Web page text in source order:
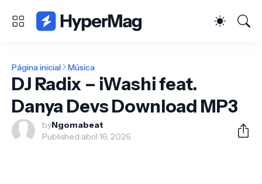
Página inicial Música
DJ Radix – iWashi feat.
Danya Devs Download MP3
byNgomabeat
Published:abril 16, 2026